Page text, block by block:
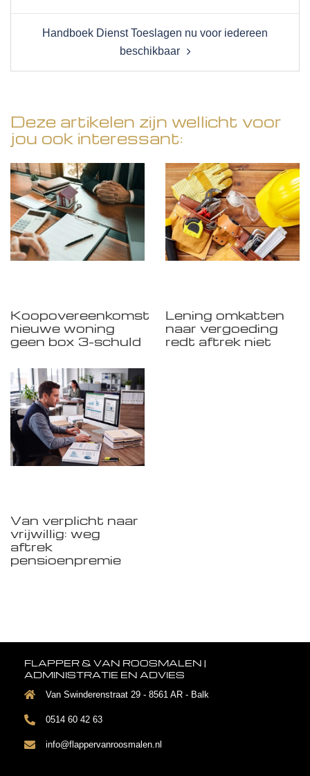
Handboek Dienst Toeslagen nu voor iedereen
beschikbaar
Deze artikelen zijn wellicht voor
jou ook interessant:
Koopovereenkomst
nieuwe woning
geen box 3-schuld
Lening omkatten
naar vergoeding
redt aftrek niet
Van verplicht naar
vrijwillig: weg
aftrek
pensioenpremie
FLAPPER & VAN ROOSMALEN |
ADMINISTRATIE EN ADVIES
Van Swinderenstraat 29 - 8561 AR - Balk
0514 60 42 63
info@flappervanroosmalen.nl